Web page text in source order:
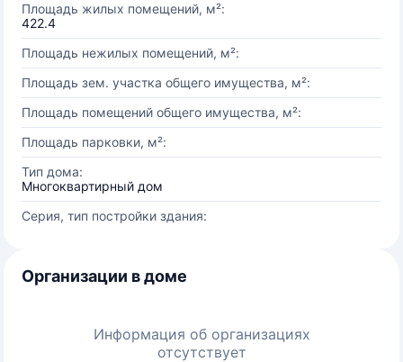
Площадь жилых помещений, м²:
422.4
Площадь нежилых помещений, м²:
Площадь зем. участка общего имущества, м²:
Площадь помещений общего имущества, м²:
Площадь парковки, м²:
Тип дома:
Многоквартирный дом
Серия, тип постройки здания:
Организации в доме
Информация об организациях
отсутствует